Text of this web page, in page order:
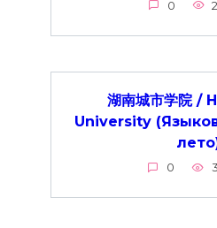
0
湖南城市学院 /
University
0